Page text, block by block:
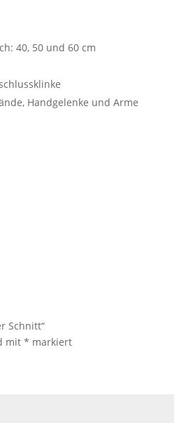
40, 50 und 60 cm
Handgelenke und Arme
Schnitt“
mit* markiert